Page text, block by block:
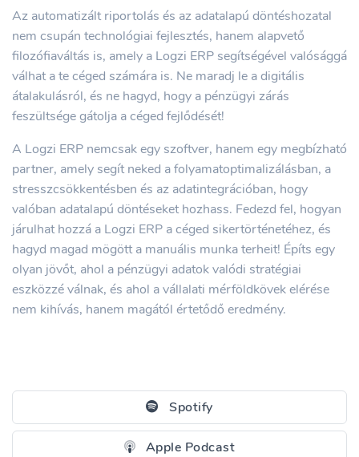
Az automatizált riportolás és az adatalapú döntéshozatal
nem csupán technológiai fejlesztés, hanem alapvető
filozófiaváltás is, amely a Logzi ERP segítségével valósággá
válhat a te céged számára is. Ne maradj le a digitális
átalakulásról, és ne hagyd, hogy a pénzügyi zárás
feszültsége gátolja a céged fejlődését!
A Logzi ERP nemcsak egy szoftver, hanem egy megbízható
partner, amely segít neked a folyamatoptimalizálásban, a
stresszcsökkentésben és az adatintegrációban, hogy
valóban adatalapú döntéseket hozhass. Fedezd fel, hogyan
járulhat hozzá a Logzi ERP a céged sikertörténetéhez, és
hagyd magad mögött a manuális munka terheit! Építs egy
olyan jövőt, ahol a pénzügyi adatok valódi stratégiai
eszközzé válnak, és ahol a vállalati mérföldkövek elérése
nem kihívás, hanem magától értetődő eredmény.
Spotify
Apple Podcast